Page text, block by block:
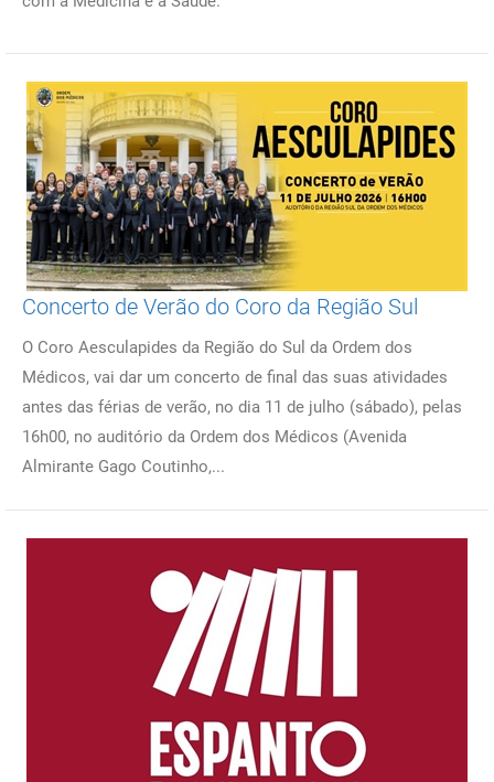
Concerto de Verão do Coro da Região Sul
O Coro Aesculapides da Região do Sul da Ordem dos
Médicos, vai dar um concerto de final das suas atividades
antes das férias de verão, no dia 11 de julho (sábado), pelas
16h00, no auditório da Ordem dos Médicos (Avenida
Almirante Gago Coutinho,...